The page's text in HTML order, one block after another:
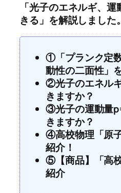
「光子のエネルギ、
きる」を解説しました。
①「プランク定
動性の二面性」
②光子のエネル
きますか？
③光子の運動量
きますか？
④高校物理「原
紹介！
⑤【商品】「高
紹介